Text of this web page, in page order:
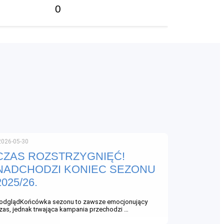
0
ROZSTRZYGNIĘĆ!
KONIEC SEZONU
26.
05-30
sezonu to zawsze emocjonujący
jednak trwająca kampania przechodzi …